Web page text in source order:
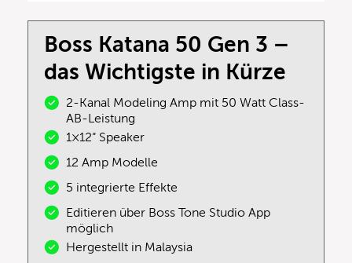
Boss Katana 50 Gen 3 –
das Wichtigste in Kürze
2-Kanal Modeling Amp mit 50 Watt Class-
AB-Leistung
1×12“ Speaker
12 Amp Modelle
5 integrierte Effekte
Editieren über Boss Tone Studio App
möglich
Hergestellt in Malaysia